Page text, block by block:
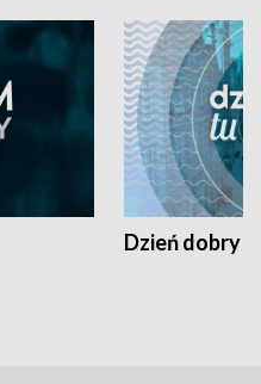
Dzień dobry